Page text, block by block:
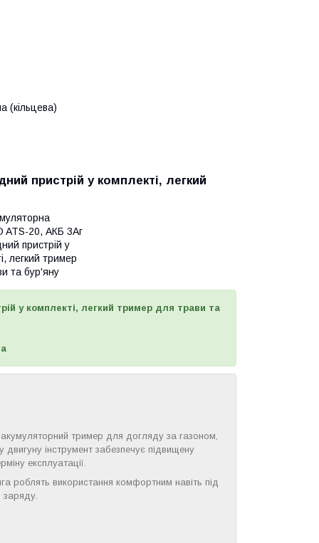
(кільцева)
пристрій у комплекті, легкий
ATS-20, АКБ 3Аг
пристрій у
легкий тример
та бур'яну
у комплекті, легкий тример для трави та
тример для догляду за газоном,
двигуну інструмент забезпечує підвищену
експлуатації.
роблять використання комфортним навіть під
заряду.